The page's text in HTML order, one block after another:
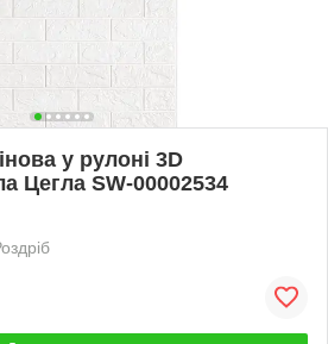
у рулоні 3D
Цегла SW-00002534